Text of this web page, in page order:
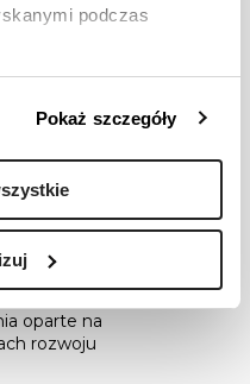
podczas
Pokaż szczegóły
prywatnym,
wspierając ich
międzynarodowych
motywowania
publicznej
projektu
się na
zmian w
oparte na
rozwoju